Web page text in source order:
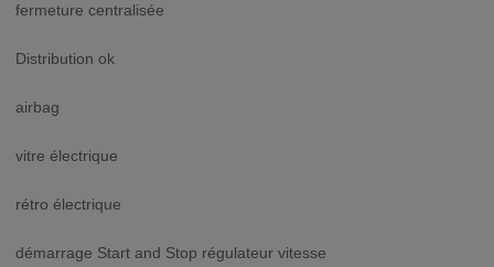
fermeture centralisée
Distribution ok
airbag
vitre électrique
rétro électrique
démarrage Start and Stop régulateur vitesse